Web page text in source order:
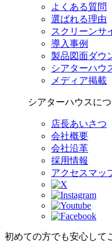
よくある質問
選ばれる理由
スクリーンサ
導入事例
製品図面ダウ
シアターハウ
メディア掲載
シアターハウスに
店長あいさつ
会社概要
会社沿革
採用情報
アクセスマッ
初めての方でも安心して